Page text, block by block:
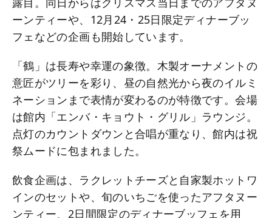
ーンティーや、12月24・25日限定ディナーブッ
フェなどの企画も開始しています。
「鶴」は長寿や幸運の象徴。木製オーナメントの
意匠がツリーを彩り、昼の自然光から夜のイルミ
ネーションまで表情が変わるのが特徴です。会場
は館内「エンバ・キョウト・グリル」ラウンジ。
点灯のカウントダウンと合唱が重なり、館内は祝
祭ムードに包まれました。
飲食企画は、ラクレットチーズと自家製ホットワ
インのセットや、旬のいちごを使ったアフタヌー
ンティー、2日間限定のディナーブッフェを用